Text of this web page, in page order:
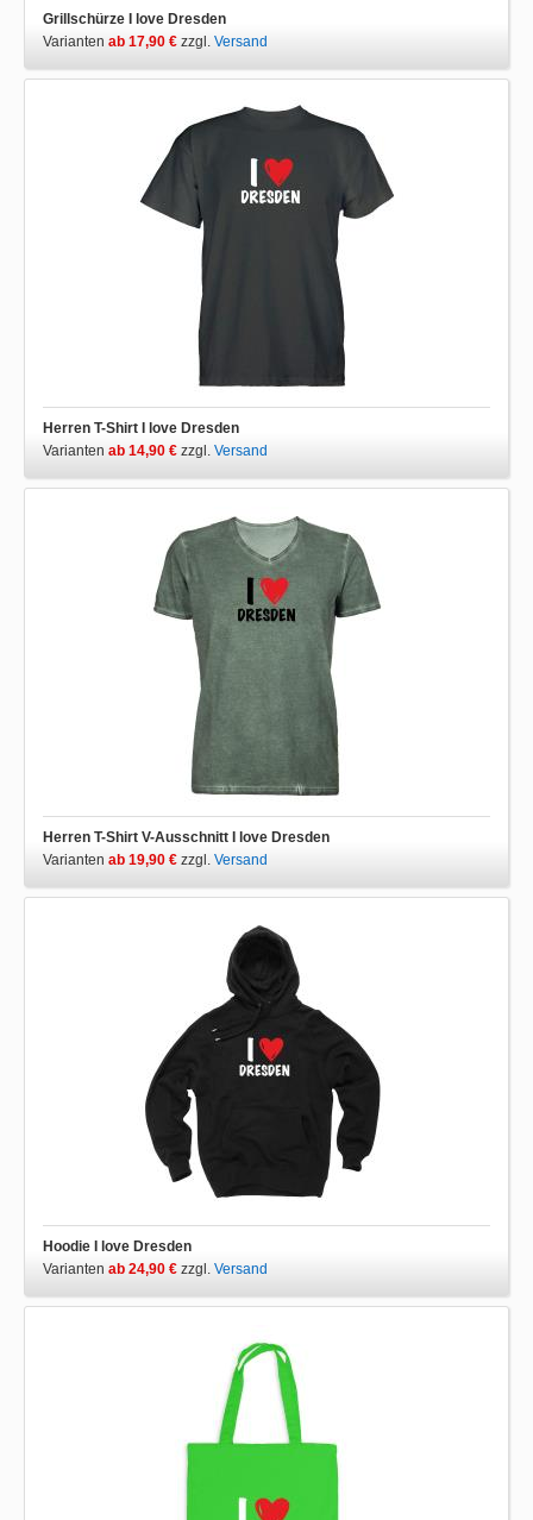
Grillschürze I love Dresden
Varianten ab 17,90 € zzgl. Versand
Herren T-Shirt I love Dresden
Varianten ab 14,90 € zzgl. Versand
Herren T-Shirt V-Ausschnitt I love Dresden
Varianten ab 19,90 € zzgl. Versand
Hoodie I love Dresden
Varianten ab 24,90 € zzgl. Versand